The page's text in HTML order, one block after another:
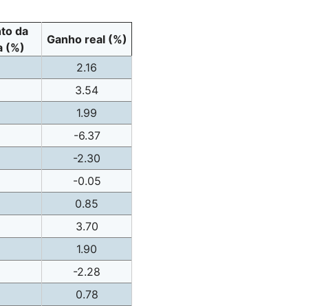
da
(%)
Ganho real (%)
2.16
3.54
1.99
-6.37
-2.30
-0.05
0.85
3.70
1.90
-2.28
0.78